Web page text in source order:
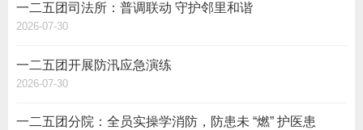
一二五团司法所：普调联动 守护邻里和谐
2026-07-30
一二五团开展防汛应急演练
2026-07-30
一二五团分院：全员实操学消防，防患未 “燃” 护医患